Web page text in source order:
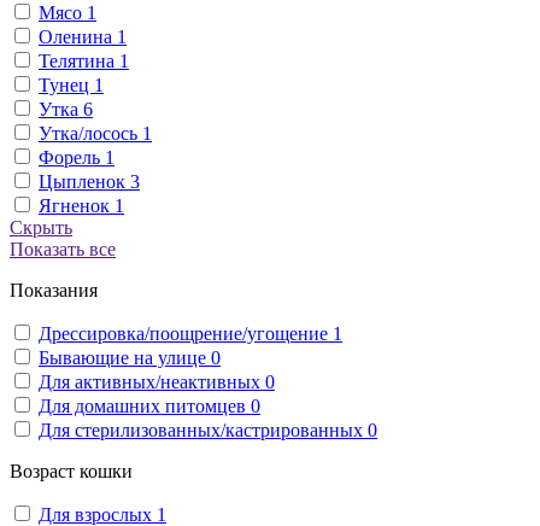
Мясо 1
Оленина 1
Телятина 1
Тунец 1
Утка 6
Утка/лосось 1
Форель 1
Цыпленок 3
Ягненок 1
Скрыть
Показать все
Показания
Дрессировка/поощрение/угощение 1
Бывающие на улице 0
Для активных/неактивных 0
Для домашних питомцев 0
Для стерилизованных/кастрированных 0
Возраст кошки
Для взрослых 1